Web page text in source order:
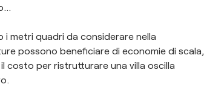
i metri quadri da considerare nella
possono beneficiare di economie di scala,
costo per ristrutturare una villa oscilla